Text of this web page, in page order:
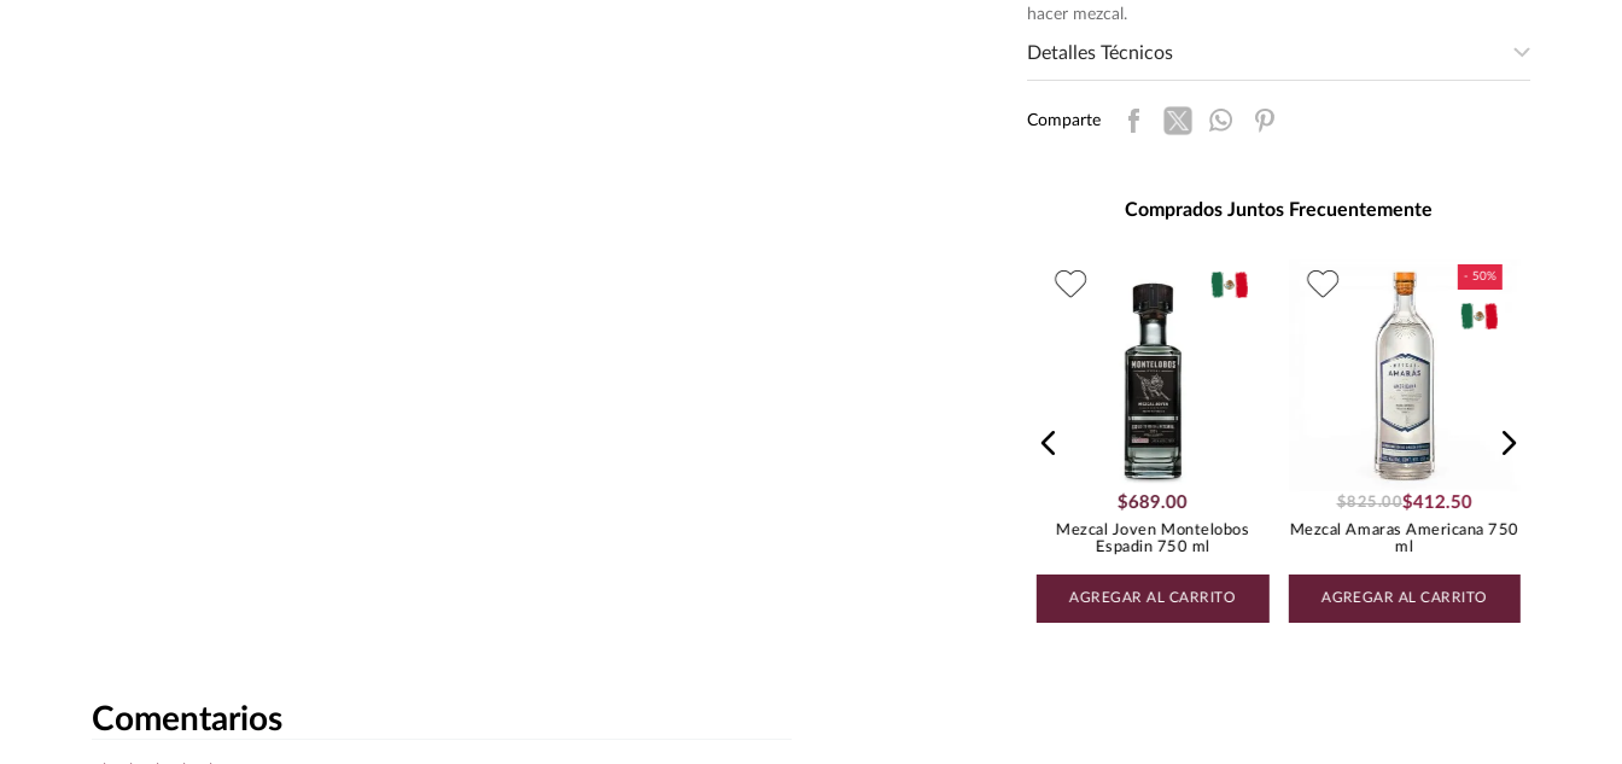
hacer mezcal.
Detalles Técnicos
Unidad de Medida:
Comparte
Comprados Juntos Frecuentemente
$689.00
Mezcal Joven Montelobos
Espadin 750 ml
AGREGAR AL CARRITO
$412.50
$825.00
Mezcal Amaras Americana 750
ml
AGREGAR AL CARRITO
Comentarios